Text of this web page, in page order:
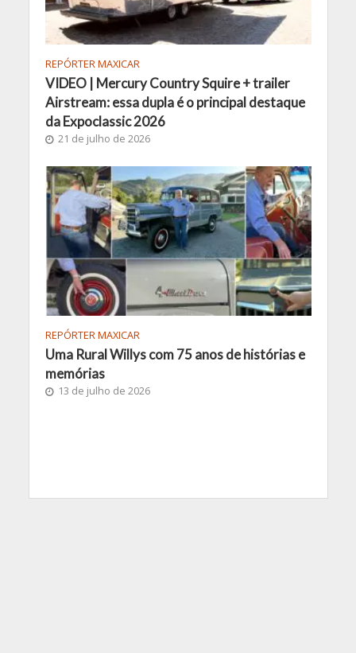
REPÓRTER MAXICAR
VIDEO | Mercury Country Squire + trailer
Airstream: essa dupla é o principal destaque
da Expoclassic 2026
21 de julho de 2026
REPÓRTER MAXICAR
Uma Rural Willys com 75 anos de histórias e
memórias
13 de julho de 2026